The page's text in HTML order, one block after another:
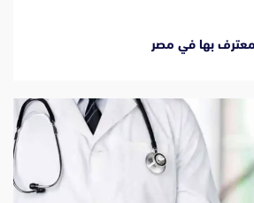
بها في مصر